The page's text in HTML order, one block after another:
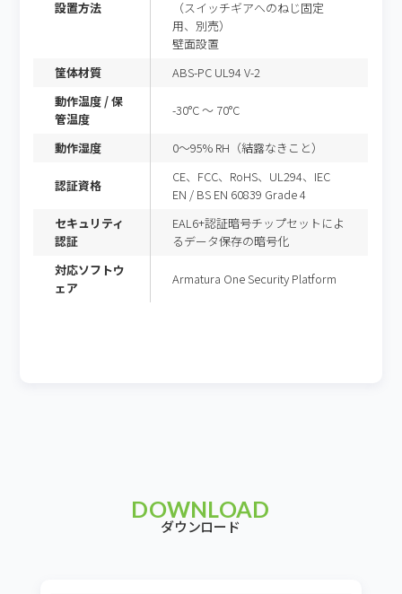
設置方法
（スイッチギアへのねじ固定
用、別売）
壁面設置
筐体材質
ABS-PC UL94 V-2
動作温度 / 保
管温度
-30°C ～ 70°C
動作湿度 0～95% RH（結露なきこと）
認証資格
CE、FCC、RoHS、UL294、IEC
EN / BS EN 60839 Grade 4
セキュリティ
認証
EAL6+認証暗号チップセットによ
るデータ保存の暗号化
対応ソフトウ
ェア
Armatura One Security Platform
DOWNLOAD
ダウンロード